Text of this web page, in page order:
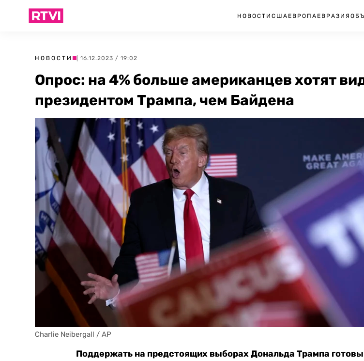
НОВОСТИ США ЕВРОПА ЕВРАЗИЯ
НОВОСТИ | 16.12.2023 / 19:02
Опрос: на 4% больше американцев хотят
президентом Трампа, чем Байдена
Charlie Neibergall / AP
Поддержать на предстоящих выборах Дональда Трампа готовы